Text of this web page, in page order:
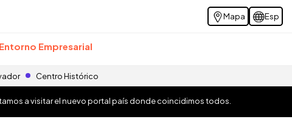
Mapa Esp
Empresarial
Centro Histórico
a visitar el nuevo portal país donde coincidimos todos.